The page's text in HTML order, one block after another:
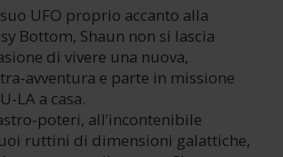
UFO proprio accanto alla
Bottom, Shaun non si lascia
di vivere una nuova,
avventura e parte in missione
LA a casa.
poteri, all’incontenibile
ruttini di dimensioni galattiche,